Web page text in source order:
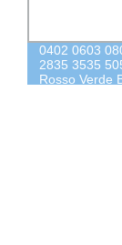
0402 0603
2835 3535
Rosso Verde